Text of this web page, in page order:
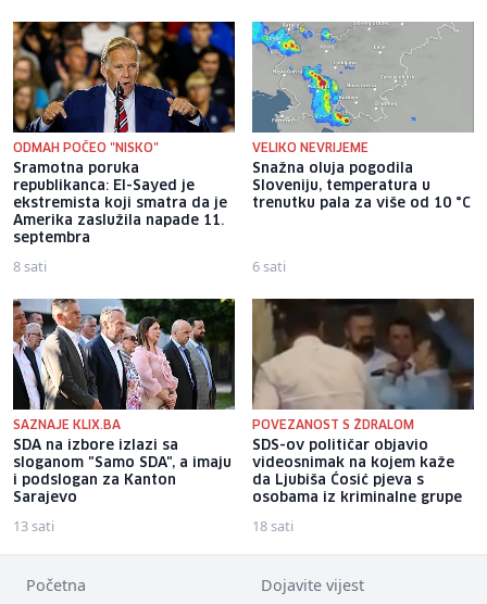
ODMAH POČEO "NISKO"
Sramotna poruka
republikanca: El-Sayed je
ekstremista koji smatra da je
Amerika zaslužila napade 11.
septembra
8 sati
VELIKO NEVRIJEME
Snažna oluja pogodila
Sloveniju, temperatura u
trenutku pala za više od 10 °C
6 sati
SAZNAJE KLIX.BA
SDA na izbore izlazi sa
sloganom "Samo SDA", a imaju
i podslogan za Kanton
Sarajevo
13 sati
POVEZANOST S ŽDRALOM
SDS-ov političar objavio
videosnimak na kojem kaže
da Ljubiša Ćosić pjeva s
osobama iz kriminalne grupe
18 sati
Početna Dojavite vijest